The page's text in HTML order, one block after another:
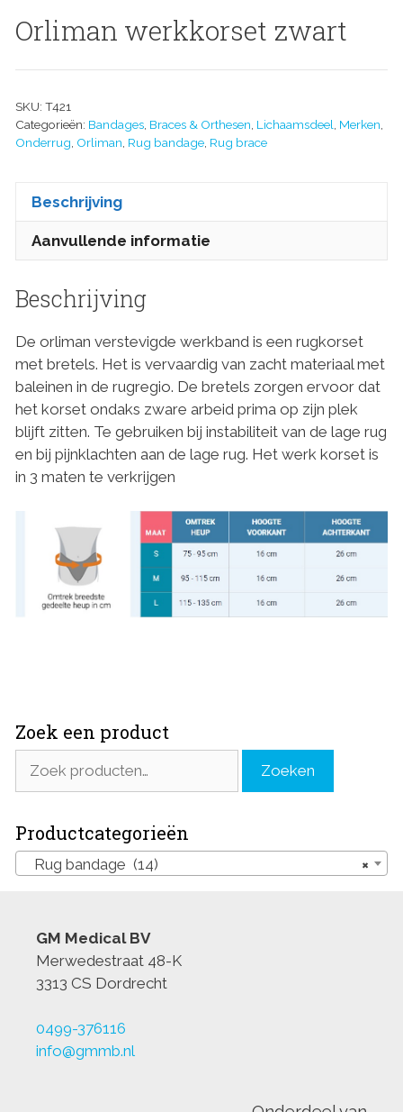
Orliman werkkorset zwart
SKU: T421
Categorieën: Bandages Braces & Orthesen Lichaamsdeel Merken
Onderrug Orliman Rug bandage Rug brace
Beschrijving
Aanvullende informatie
Beschrijving
De orliman verstevigde werkband is een rugkorset
met bretels. Het is vervaardig van zacht materiaal met
baleinen in de rugregio. De bretels zorgen ervoor dat
het korset ondaks zware arbeid prima op zijn plek
blijft zitten. Te gebruiken bij instabiliteit van de lage rug
en bij pijnklachten aan de lage rug. Het werk korset is
in 3 maten te verkrijgen
Zoek een product
naar:
Zoeken
Productcategorieën
×
Rug bandage (14)
GM Medical BV
Merwedestraat 48-K
3313 CS Dordrecht
0499-376116
info@gmmb.nl